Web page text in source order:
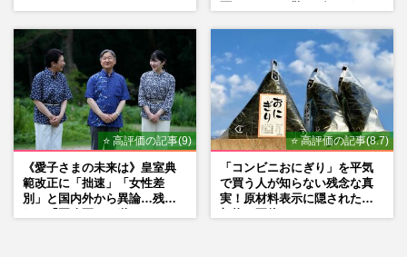
⭐ 高評価の記事(9)
《愛子さまの未来は》皇室典
範改正に「拙速」「女性差
別」と国内外から異論…残さ
⭐ 高評価の記事(8.7)
「コンビニおにぎり」を平気
で買う人が知らない残念な真
実！原材料表示に隠された添